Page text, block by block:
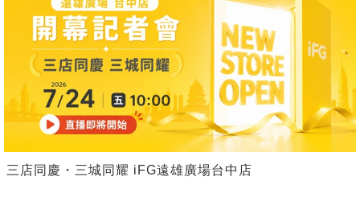
三店同慶・三城同耀 iFG遠雄廣場台中店